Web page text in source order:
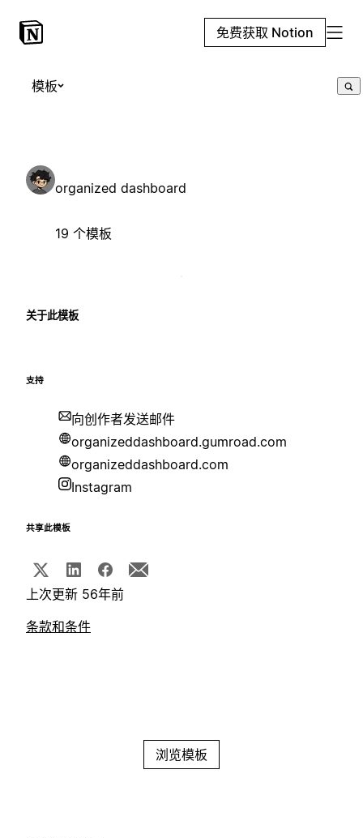
免费获取 Notion
模板
organized dashboard
19 个模板
关于此模板
支持
向创作者发送邮件
organizeddashboard.gumroad.com
organizeddashboard.com
Instagram
共享此模板
上次更新 56年前
条款和条件
浏览模板